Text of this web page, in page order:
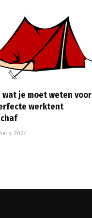
wat je moet weten voor
werktent
4, 2024